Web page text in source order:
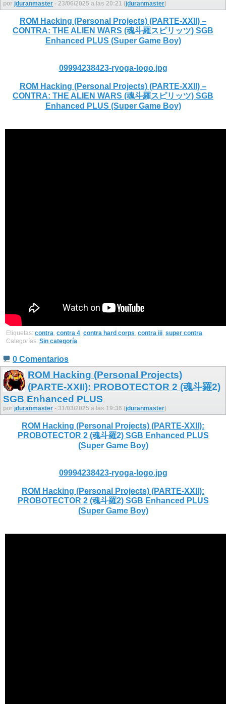
por jduranmaster - 23/06/2025 a las 20:21 (jduranmaster)
ROM Hacking (Personal Projects) (PARTE-XXII) –
CONTRA: THE ALIEN WARS (魂斗羅スピリッツ) SGB
Enhanced PLUS (Super Game Boy)
09994238423-ryoga-logo.jpg
ROM Hacking (Personal Projects) (PARTE-XXII) –
CONTRA: THE ALIEN WARS (魂斗羅スピリッツ) SGB
Enhanced PLUS (Super Game Boy)
Etiquetas: contra, contra 4, contra hard corps, contra iii, super contra
Categorías: Sin categoría
0 Comentarios
ROM Hacking (Personal Projects)
(PARTE-XXII): PROBOTECTOR 2 (魂斗羅2)
SGB Enhanced PLUS
por jduranmaster - 31/03/2025 a las 19:36 (jduranmaster)
ROM Hacking (Personal Projects) (PARTE-XXII):
PROBOTECTOR 2 (魂斗羅2) SGB Enhanced PLUS
(Super Game Boy)
09994238423-ryoga-logo.jpg
ROM Hacking (Personal Projects) (PARTE-XXII):
PROBOTECTOR 2 (魂斗羅2) SGB Enhanced PLUS
(Super Game Boy)